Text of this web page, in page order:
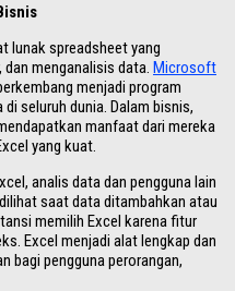
lunak spreadsheet yang
menganalisis data. Microsoft
menjadi program
seluruh dunia. Dalam bisnis,
manfaat dari mereka
yang kuat.
analis data dan pengguna lain
saat data ditambahkan atau
memilih Excel karena fitur
Excel menjadi alat lengkap dan
bagi pengguna perorangan,